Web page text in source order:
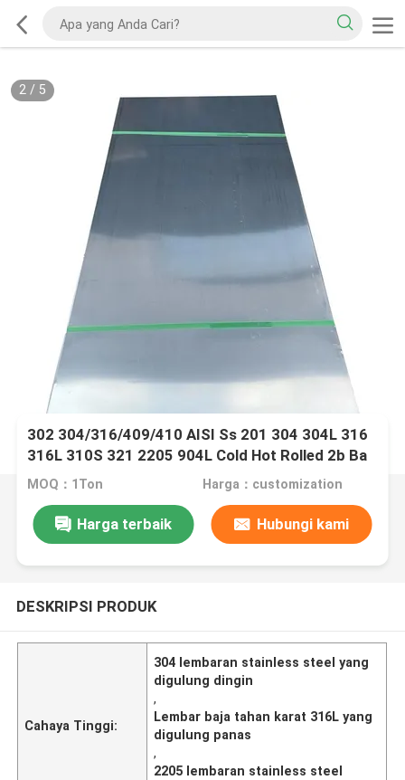
2/ 5
302 304/316/409/410 AISI Ss 201 304 304L 316
316L 310S 321 2205 904L Cold Hot Rolled 2b Ba
No. 4 Hl No. 8 Lembar baja tahan karat permukaan
MOQ：1Ton Harga：customization
Harga terbaik Hubungi kami
DESKRIPSI PRODUK
Cahaya Tinggi:
304 lembaran stainless steel yang
digulung dingin
,
Lembar baja tahan karat 316L yang
digulung panas
,
2205 lembaran stainless steel